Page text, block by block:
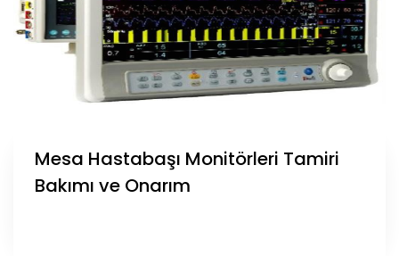
Mesa Hastabaşı Monitörleri Tamiri
Bakımı ve Onarım